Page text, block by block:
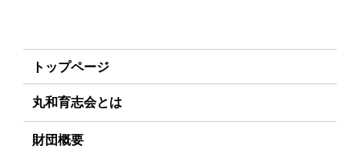
トップページ
丸和育志会とは
理事長あいさつ
財団概要